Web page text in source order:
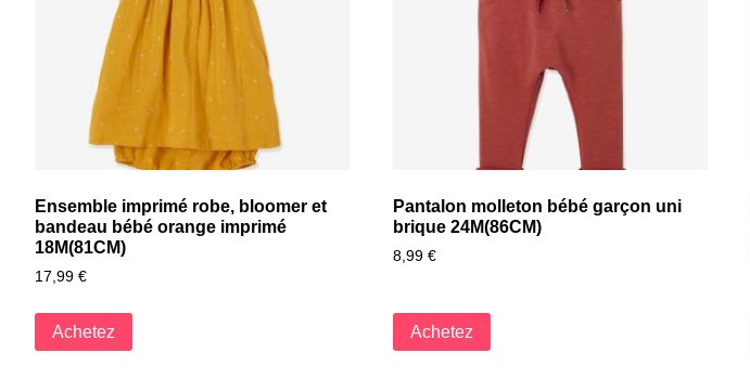
Ensemble imprimé robe, bloomer et
bandeau bébé orange imprimé
18M(81CM)
17,99 €
Achetez
Pantalon molleton bébé garçon uni
brique 24M(86CM)
8,99 €
Achetez